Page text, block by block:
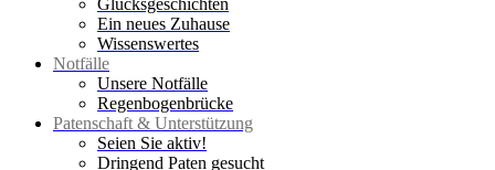
Glücksgeschichten
Ein neues Zuhause
Wissenswertes
Notfälle
Unsere Notfälle
Regenbogenbrücke
Patenschaft & Unterstützung
Seien Sie aktiv!
Dringend Paten gesucht